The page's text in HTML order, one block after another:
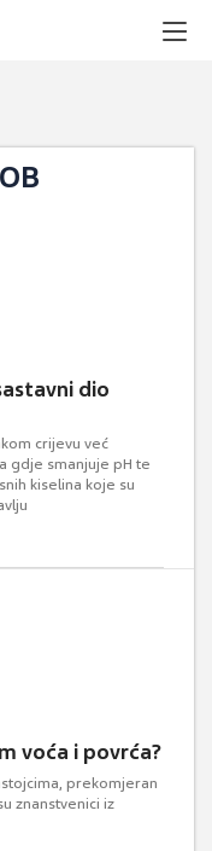
dio
crijevu već
gdje smanjuje pH te
kiselina koje su
voća i povrća?
prekomjeran
znanstvenici iz